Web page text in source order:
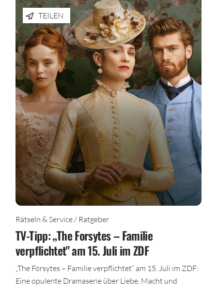
TEILEN
Rätseln & Service / Ratgeber
TV-Tipp: „The Forsytes – Familie
verpflichtet" am 15. Juli im ZDF
„The Forsytes – Familie verpflichtet“ am 15. Juli im ZDF:
Eine opulente Dramaserie über Liebe, Macht und